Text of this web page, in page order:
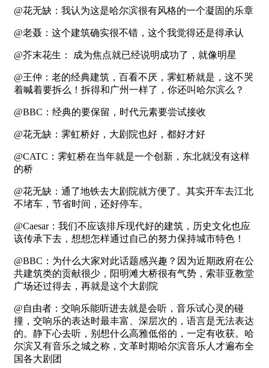
@花无缺：我认为这是哈尔滨很有风格的一个凝固的乐章
@老聂：这个建筑确实很不错，这个我觉得还是得承认
@芥末花生： 成为焦点就已经说明成功了，就像明星
@王仲：老的经典建筑，百看不厌，霁虹桥就是，这不哭
着喊着要拆么！拆得和广州一样了，你还叫哈尔滨么？
@BBC：经典的要保留，时代元素要尝试接收
@花无缺：霁虹桥好，大剧院也好，都好才好
@CATC：霁虹桥在当年就是一个创新，东北就没有这样
的桥
@花无缺：通了地铁去大剧院就方便了。其实开车去江北
不堵车，节省时间，还好停车。
@Caesar：我们不应该排斥现代好的建筑，历史文化也应
该传承下去，想想怎样通过自己的努力保持城市特色！
@BBC：为什么大家对此话题感兴趣？因为近期政府在公
共建筑类的贡献很少，阳明滩大桥很有气势，索菲亚教堂
广场还过得去，再就是这个大剧院
@自由者：交响乐能听进去就是会听，音乐试心灵的碰
撞，交响乐的表达时最丰富、深层次的，语言是无法表达
的。静下心去听，别想什么高雅低俗的，一定有收获。哈
尔滨又有音乐之城之称，文革时期哈尔滨音乐人才遍布全
国各大剧团